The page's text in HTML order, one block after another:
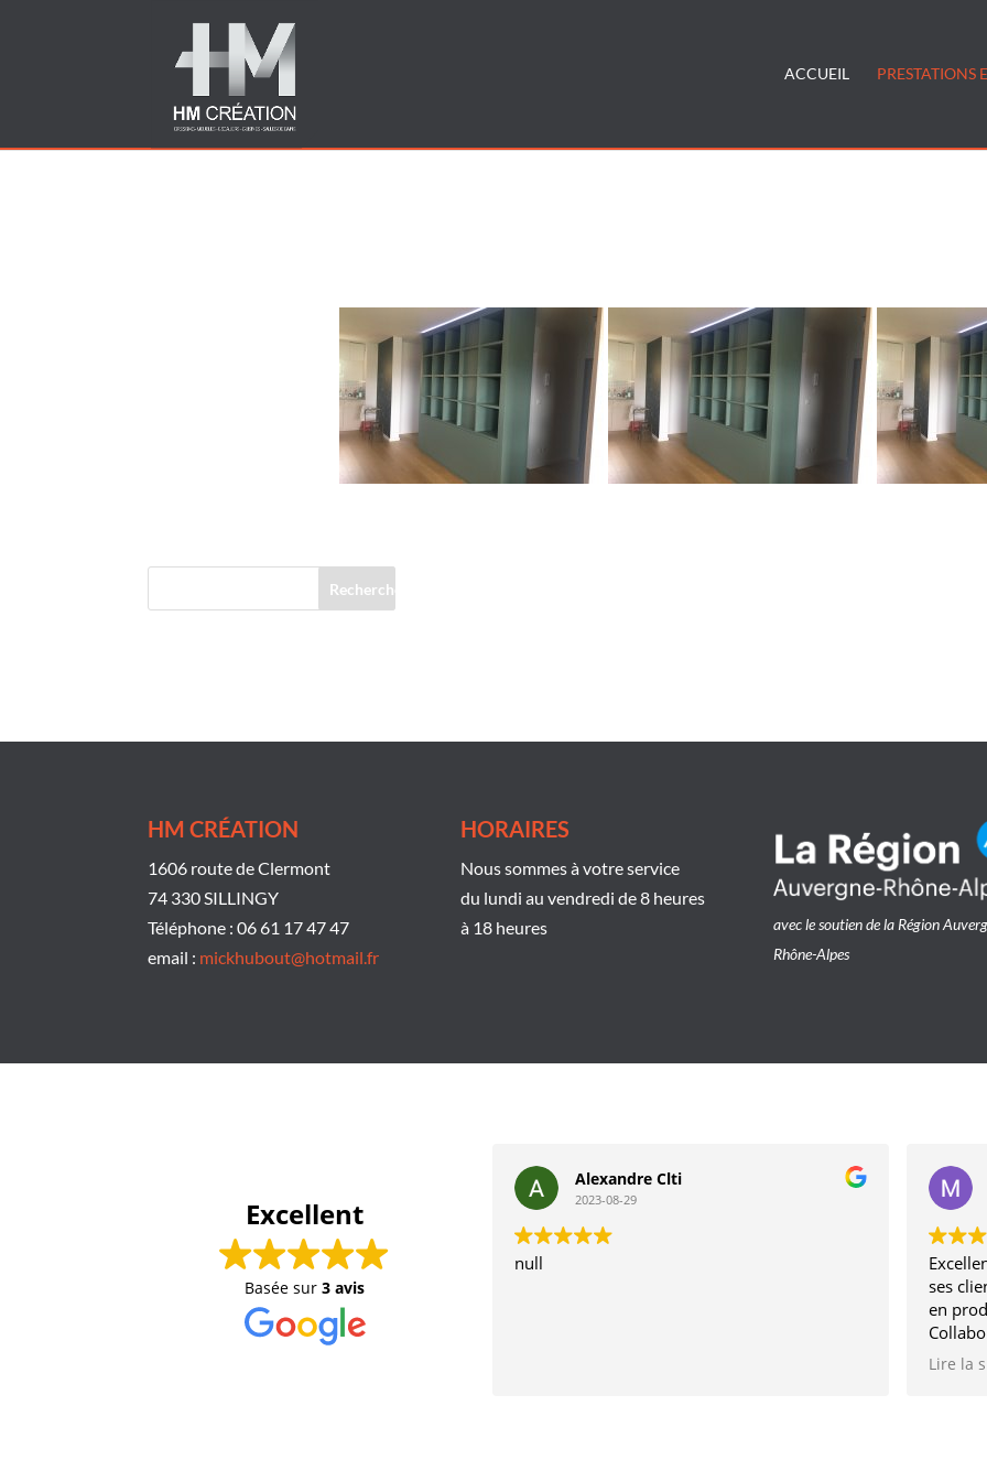
ACCUEIL PRESTATIONS
HM CRÉATION
1606 route de Clermont
74 330 SILLINGY
Téléphone : 06 61 17 47 47
email : mickhubout@hotmail.fr
HORAIRES
Nous sommes à votre service
du lundi au vendredi de 8 heures
à 18 heures
avec le soutien de la Région
Rhône-Alpes
Excellent
Basée sur3 avis
Alexandre Clti
2023-08-29
null
ses
en
depuis
Lire la